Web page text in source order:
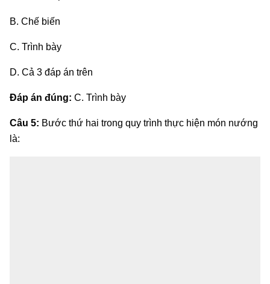
B. Chế biến
C. Trình bày
D. Cả 3 đáp án trên
Đáp án đúng: C. Trình bày
Câu 5: Bước thứ hai trong quy trình thực hiện món nướng
là: